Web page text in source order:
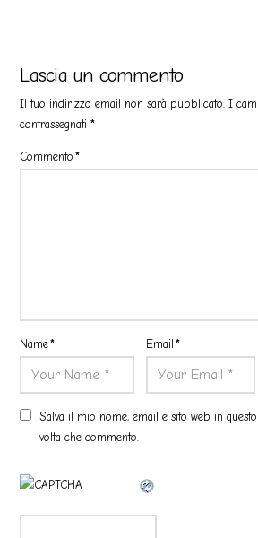
Lascia un commento
Il tuo indirizzo email non sarà pubblicato. I
contrassegnati*
Commento*
Name* Email*
Salva il mio nome, email e sito web in
volta che commento.